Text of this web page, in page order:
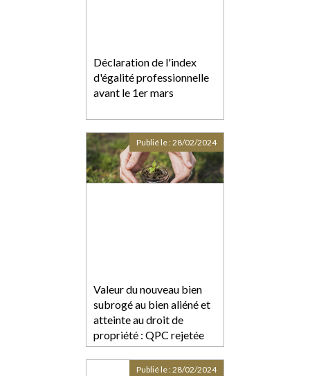
Déclaration de l'index
d'égalité professionnelle
avant le 1er mars
Valeur du nouveau bien
subrogé au bien aliéné et
atteinte au droit de
propriété : QPC rejetée
Publié le :28/02/2024
Publié le :28/02/2024